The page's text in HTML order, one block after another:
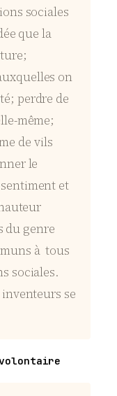
sociales
que la
on
perdre de
même;
de vils
le
et
du genre
à tous
sociales.
se